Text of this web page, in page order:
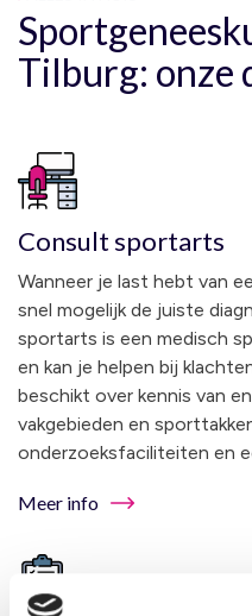
Tilburg: onze
Consult sportarts
Wanneer je last hebt van
snel mogelijk de juiste
sportarts is een medisch
en kan je helpen bij
beschikt over kennis van
vakgebieden en
onderzoeksfaciliteiten en
Meer info